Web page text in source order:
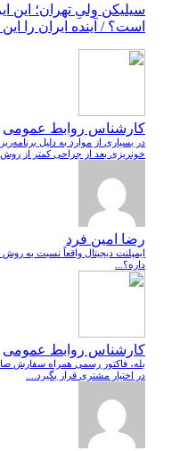
است؟ / آینده ایران را
کارشناس روابط عمومی
در بسیاری از موارد به دلیل
خونریزی بعد از جراحی کمتر از
رضا امین فرد
ایمپلنت دیجیتال واقعاً نسبت به روش
داره؟...
کارشناس روابط عمومی
بله، فاکتور رسمی همراه سفارش
در اختیار مشتری قرار بگیرد....